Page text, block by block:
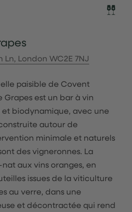
Ln, London WC2E 7NJ
paisible de Covent
Grapes est un bar à vin
biodynamique, avec une
autour de
minimale et naturels
des vigneronnes. La
aux vins oranges, en
issues de la viticulture
au verre, dans une
et décontractée qui rend